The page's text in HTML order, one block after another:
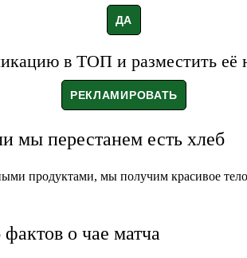
в ТОП и разместить её
мы перестанем есть хлеб
продуктами, мы получим красивое
о чае матча